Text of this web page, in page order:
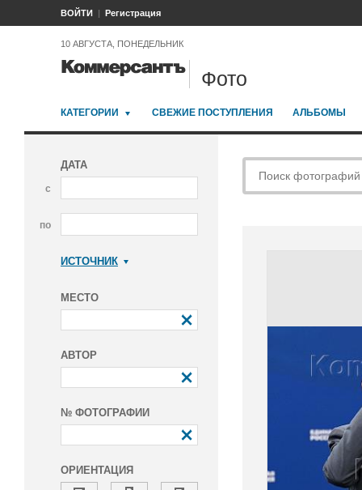
ВОЙТИ Регистрация
10 АВГУСТА, ПОНЕДЕЛЬНИК
Фото
КАТЕГОРИИ СВЕЖИЕ ПОСТУПЛЕНИЯ АЛЬБОМЫ
ДАТА
с
по
ИСТОЧНИК
МЕСТО
АВТОР
№ ФОТОГРАФИИ
ОРИЕНТАЦИЯ